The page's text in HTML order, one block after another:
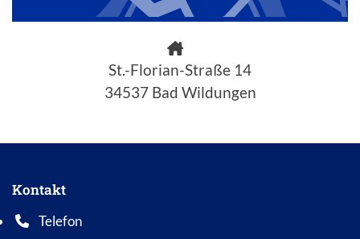
St.-Florian-Straße 14
34537 Bad Wildungen
Kontakt
Telefon
Telefonnummer: 0 5 6 2 1 7 0 1 0